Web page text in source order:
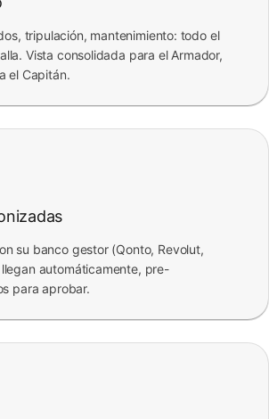
tripulación, mantenimiento: todo el
Vista consolidada para el Armador,
el Capitán.
su banco gestor (Qonto, Revolut,
automáticamente, pre-
para aprobar.